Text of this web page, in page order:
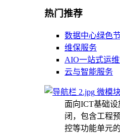
热门推荐
数据中心绿色
维保服务
AIO一站式运
云与智能服务
微模
面向ICT基础
闭，包含工程
控等功能单元